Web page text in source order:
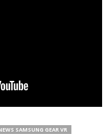
SAMSUNG GEAR VR